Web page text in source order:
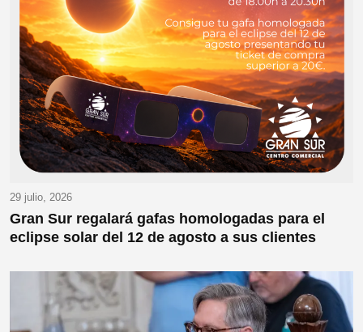
29 julio, 2026
Gran Sur regalará gafas homologadas para el
eclipse solar del 12 de agosto a sus clientes